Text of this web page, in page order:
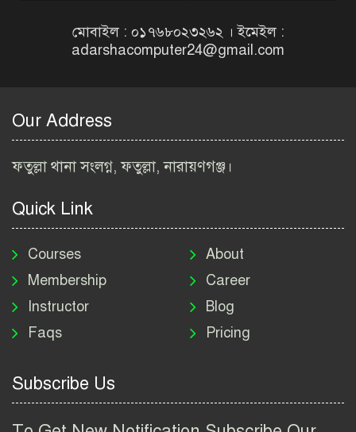
Job Circular 2026
২০২৬ | BIWTA Job Circular
নিয়োগ বিজ্ঞপ্তি ২০২৬ | DNC
Job Circular 2026
পাসপোর্ট করতে কি কি লাগে
২০২৬ | ই-পাসপোর্ট আবেদন ও
মোবাইল : ০১৭৬৮০২৩২৬২ । ইমেইল :
adarshacomputer24@gmail.com
Our Address
ফতুল্লা থানা সংলগ্ন, ফতুল্লা, নারায়ণগঞ্জ।
Quick Link
Courses
Membership
Instructor
Faqs
About
Career
Blog
Pricing
Subscribe Us